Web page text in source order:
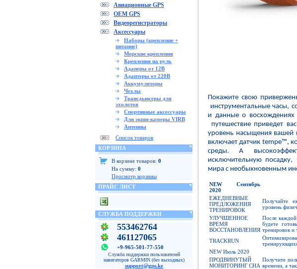
Авиационные GPS
OEM GPS
Видеорегистраторы
Аксессуары
Наборы (крепление +
питание)
Морские крепления
Крепления на руль
Адаперы от 12В
Адаптеры от 220В
Аккумуляторы
Чехлы
Трансдьюсеры для
эхолотов
Спортивные аксессуары
Для экшн-камеры VIRB
Антенны
Список товаров
КОРЗИНА
В корзине товаров: 0
На сумму: 0
Просмотр корзины
ПРАЙС ЛИСТ
СЛУЖБА ПОДДЕРЖКИ
553462764
461127065
+9-965-501-77-550
Служба поддержки пользователей
навигаторов GARMIN (без выходных)
support@gps.kz
Покажите свою
инструментальные часы,
и данные о
путешествие приведет
уровень насыщения вашей
включает датчик tempe™,
среды. А
исключительную
мира с необыкновенным
NEW Сентябрь
2020
ЕЖЕДНЕВНЫЕ
ПРЕДЛОЖЕНИЯ
ТРЕНИРОВОК
Получайте
уровень
УЛУЧШЕННОЕ
ВРЕМЯ
ВОССТАНОВЛЕНИЯ
После каждой
будете
тренировок и
TRACKRUN
NEW Июль 2020
ПРОДВИНУТЫЙ
МОНИТОРИНГ СНА
Получите
времени, а